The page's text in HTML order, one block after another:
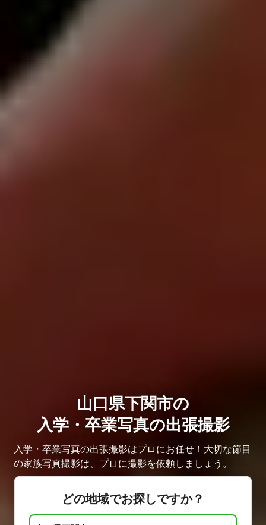
山口県下関市の
入学・卒業写真の出張撮影
入学・卒業写真の出張撮影はプロにお任せ！大切な節目
の家族写真撮影は、プロに撮影を依頼しましょう。
どの地域でお探しですか？